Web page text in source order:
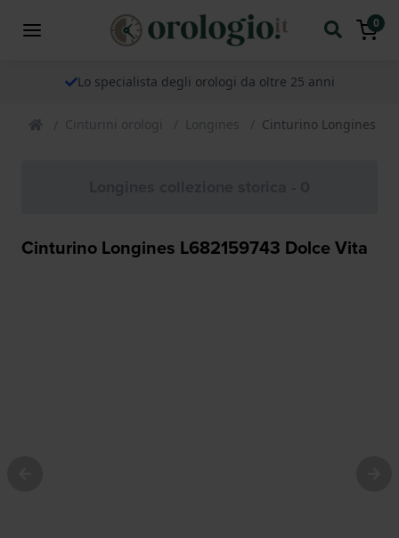
0
Lo specialista degli orologi da oltre 25 anni
Cinturini orologi Longines Cinturino Longines
Cinturino Longines L682159743 Dolce Vita